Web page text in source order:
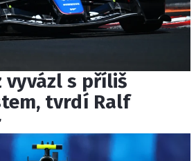
vyvázl s příliš
tvrdí Ralf